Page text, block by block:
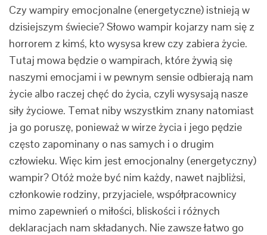
Czy wampiry emocjonalne (energetyczne) istnieją w
dzisiejszym świecie? Słowo wampir kojarzy nam się z
horrorem z kimś, kto wysysa krew czy zabiera życie.
Tutaj mowa będzie o wampirach, które żywią się
naszymi emocjami i w pewnym sensie odbierają nam
życie albo raczej chęć do życia, czyli wysysają nasze
siły życiowe. Temat niby wszystkim znany natomiast
ja go poruszę, ponieważ w wirze życia i jego pędzie
często zapominany o nas samych i o drugim
człowieku. Więc kim jest emocjonalny (energetyczny)
wampir? Otóż może być nim każdy, nawet najbliżsi,
członkowie rodziny, przyjaciele, współpracownicy
mimo zapewnień o miłości, bliskości i różnych
deklaracjach nam składanych. Nie zawsze łatwo go